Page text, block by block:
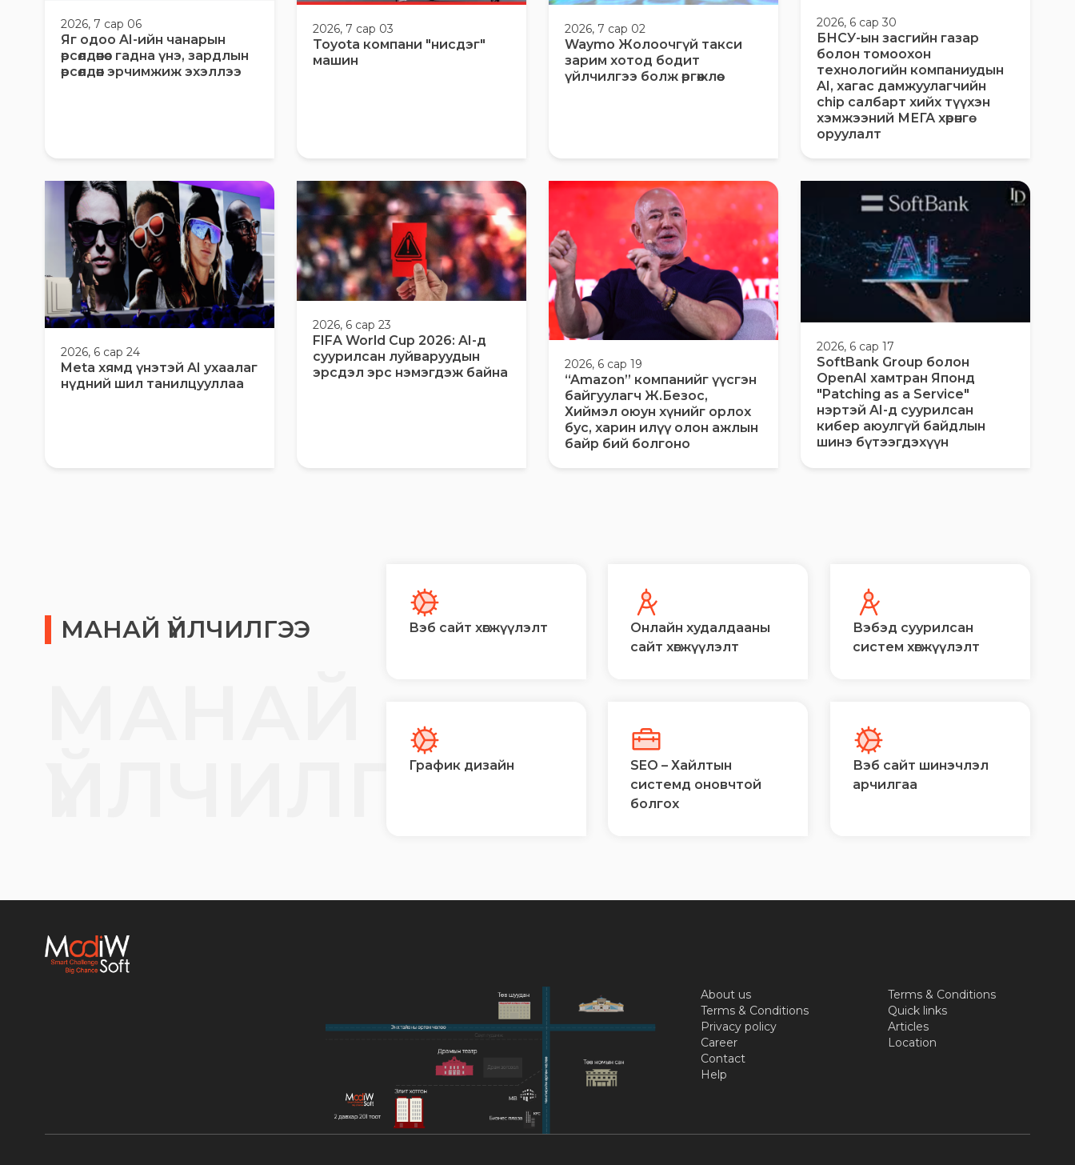
2026, 7 сар 06
Яг одоо AI-ийн чанарын
өрсөлдөөнөөс гадна үнэ, зардлын
өрсөлдөөн эрчимжиж эхэллээ
2026, 7 сар 03
Toyota компани "нисдэг"
машин
2026, 7 сар 02
Waymo Жолоочгүй такси
зарим хотод бодит
үйлчилгээ болж өргөжлөө
2026, 6 сар 30
БНСУ-ын засгийн газар
болон томоохон
технологийн компаниудын
AI, хагас дамжуулагчийн
chip салбарт хийх түүхэн
хэмжээний МЕГА хөрөнгө
оруулалт
2026, 6 сар 24
Meta хямд үнэтэй AI ухаалаг
нүдний шил танилцууллаа
2026, 6 сар 23
FIFA World Cup 2026: AI-д
суурилсан луйваруудын
эрсдэл эрс нэмэгдэж байна
2026, 6 сар 19
“Amazon” компанийг үүсгэн
байгуулагч Ж.Безос,
Хиймэл оюун хүнийг орлох
бус, харин илүү олон ажлын
байр бий болгоно
2026, 6 сар 17
SoftBank Group болон
OpenAI хамтран Японд
"Patching as a Service"
нэртэй AI-д суурилсан
кибер аюулгүй байдлын
шинэ бүтээгдэхүүн
МАНАЙ ҮЙЛЧИЛГЭЭ
ҮЙЛЧИЛГЭЭ
Вэб сайт хөгжүүлэлт
Онлайн худалдааны
сайт хөгжүүлэлт
Вэбэд суурилсан
систем хөгжүүлэлт
График дизайн
SEO – Хайлтын
системд оновчтой
болгох
Вэб сайт шинэчлэл
арчилгаа
About us
Terms & Conditions
Privacy policy
Career
Contact
Help
Terms & Conditions
Quick links
Articles
Location